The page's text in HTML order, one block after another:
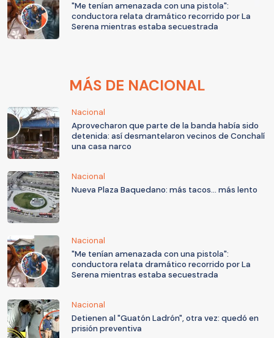
"Me tenían amenazada con una pistola":
conductora relata dramático recorrido por La
Serena mientras estaba secuestrada
MÁS DE NACIONAL
Nacional
Aprovecharon que parte de la banda había sido
detenida: así desmantelaron vecinos de Conchalí
una casa narco
Nacional
Nueva Plaza Baquedano: más tacos... más lento
Nacional
"Me tenían amenazada con una pistola":
conductora relata dramático recorrido por La
Serena mientras estaba secuestrada
Nacional
Detienen al "Guatón Ladrón", otra vez: quedó en
prisión preventiva